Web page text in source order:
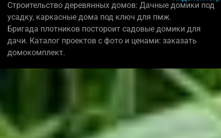
Строительство деревянных домов: Дачные домики под
усадку, каркасные дома под ключ для пмж.
Бригада плотников постороит садовые домики для
дачи. Каталог проектов с фото и ценами: заказать
домокомплект.